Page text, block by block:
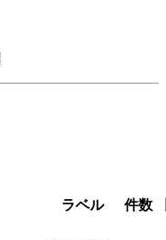
ラベル 件数